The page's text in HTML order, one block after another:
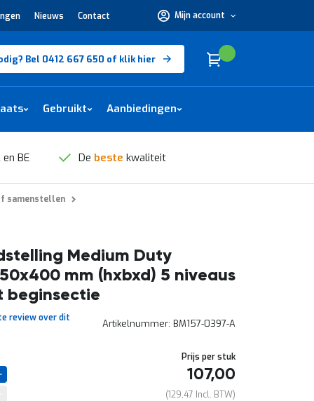
Nieuws Contact Mijn account
nodig?
Bel 0412 667 650 of klik hier Winkelwagen
Cart
Gebruikt Aanbiedingen
BE De beste kwaliteit
samenstellen
Medium Duty
mm (hxbxd) 5 niveaus
beginsectie
review over dit
Artikelnummer BM157-0397-A
Prijs per stuk
107,00
129,47